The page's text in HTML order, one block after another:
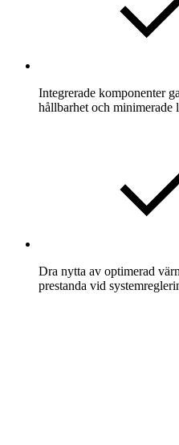
Integrerade komponenter
hållbarhet och minimerade
Dra nytta av optimerad
prestanda vid